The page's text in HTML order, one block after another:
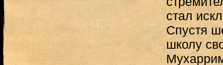
стал
Спустя
школу